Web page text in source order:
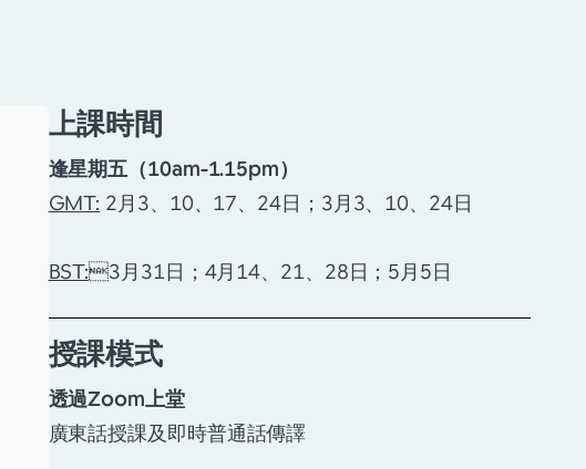
上課時間
逢星期五（10am-1.15pm）
GMT: 2月3、10、17、24日；3月3、10、24日
BST:3月31日；4月14、21、28日；5月5日
授課模式
透過Zoom上堂
廣東話授課及即時普通話傳譯